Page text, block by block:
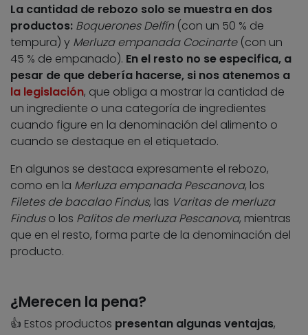
La cantidad de rebozo solo se muestra en dos
productos: Boquerones Delfín(con un 50 % de
tempura) y Merluza empanada Cocinarte(con un
45 % de empanado). En el resto no se especifica, a
pesar de que debería hacerse, si nos atenemos a
la legislación, que obliga a mostrar la cantidad de
un ingrediente o una categoría de ingredientes
cuando figure en la denominación del alimento o
cuando se destaque en el etiquetado.
En algunos se destaca expresamente el rebozo,
como en la Merluza empanada Pescanova, los
Filetes de bacalao Findus, las Varitas de merluza
Finduso los Palitos de merluza Pescanova, mientras
que en el resto, forma parte de la denominación del
producto.
¿Merecen la pena?
👍 Estos productos presentan algunas ventajas,